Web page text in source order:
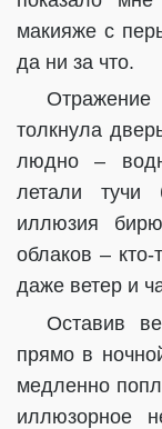
макияже с
да ни за что.
толкнула
людно –
летали тучи
иллюзия
облаков – кто-
даже ветер и
Оставив
прямо в
медленно
иллюзорное